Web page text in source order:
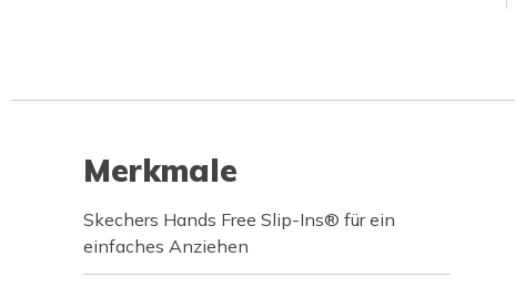
Merkmale
Skechers Hands Free Slip-Ins® für ein
einfaches Anziehen